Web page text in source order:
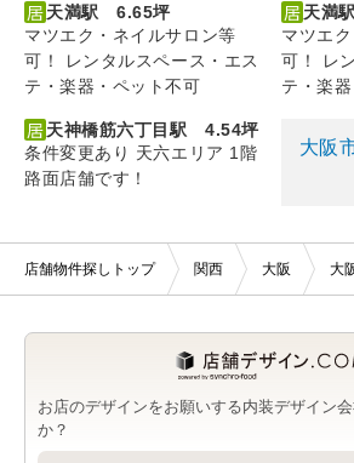
天満駅 6.65坪
マツエク・ネイルサロン等
可！ レンタルスペース・エス
テ・楽器・ペット不可
天満
マツエ
可！ レ
テ・楽
天神橋筋六丁目駅 4.54坪
条件変更あり 天六エリア 1階
路面店舗です！
大阪
店舗物件探しトップ 関西 大阪 大
お店のデザインをお願いする内装デザイン
か？